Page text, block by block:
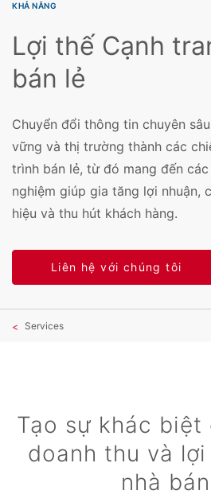
KHẢ NĂNG
Lợi thế Cạnh
bán lẻ
Chuyển đổi thông tin chuyên
vững và thị trường thành các
trình bán lẻ, từ đó mang đến
nghiệm giúp gia tăng lợi nhuận,
hiệu và thu hút khách hàng.
Liên hệ với chúng tôi
Services
Tạo sự khác biệt
doanh thu và
nhà